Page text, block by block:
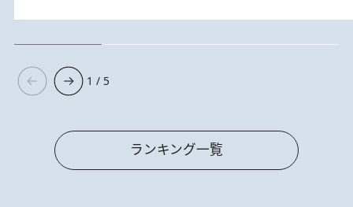
1 / 5
ランキング一覧